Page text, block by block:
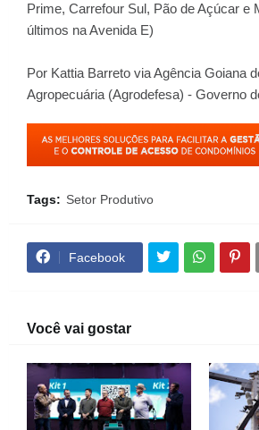
Prime, Carrefour Sul, Pão de Açúcar e
últimos na Avenida E)
Por Kattia Barreto via Agência Goiana
Agropecuária (Agrodefesa) - Governo
Tags: Setor Produtivo
Facebook
Você vai gostar